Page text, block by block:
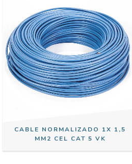
CABLE NORMALIZADO 1X 1,5
MM2 CEL CAT 5 VK